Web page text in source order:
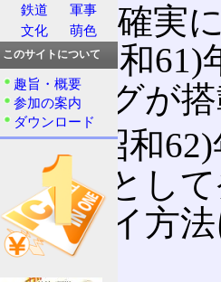
また、確実
1986(昭和
ディングが
1987(昭和
ゲーム とし
のプレイ方
た。
鉄道
軍事
文化
萌色
このサイトについて
趣旨・概要
参加の案内
ダウンロード